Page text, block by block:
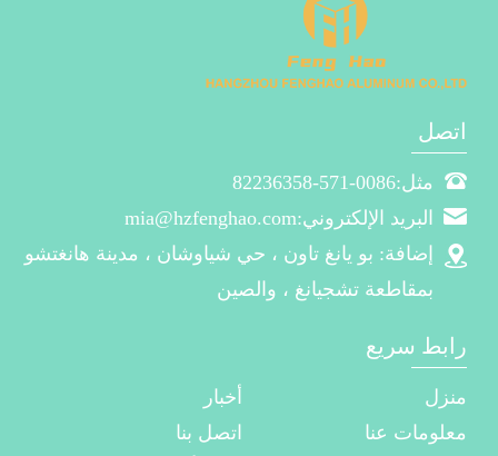
اتصل
مثل:0086-571-82236358
البريد الإلكتروني:mia@hzfenghao.com
إضافة: بو يانغ تاون ، حي شياوشان ، مدينة هانغتشو
بمقاطعة تشجيانغ ، والصين
رابط سريع
منزل
أخبار
معلومات عنا
اتصل بنا